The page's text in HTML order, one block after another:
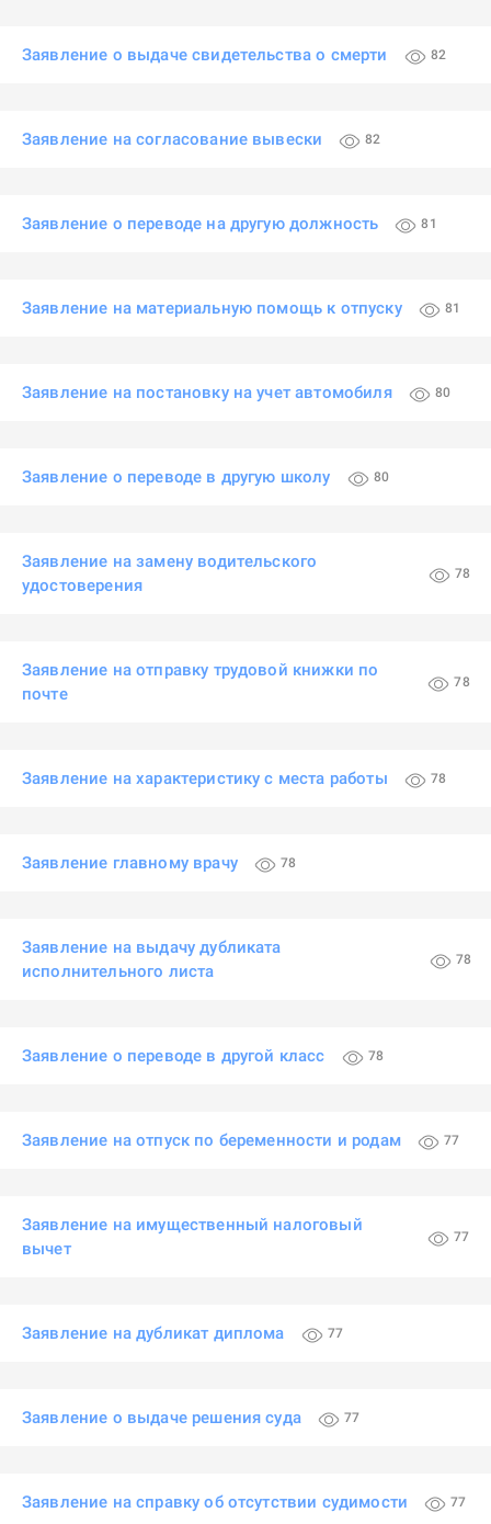
Заявление о выдаче свидетельства о смерти 82
Заявление на согласование вывески 82
Заявление о переводе на другую должность 81
Заявление на материальную помощь к отпуску 81
Заявление на постановку на учет автомобиля 80
Заявление о переводе в другую школу 80
Заявление на замену водительского
удостоверения
78
Заявление на отправку трудовой книжки по
почте
78
Заявление на характеристику с места работы 78
Заявление главному врачу 78
Заявление на выдачу дубликата
исполнительного листа
78
Заявление о переводе в другой класс 78
Заявление на отпуск по беременности и родам 77
Заявление на имущественный налоговый
вычет
77
Заявление на дубликат диплома 77
Заявление о выдаче решения суда 77
Заявление на справку об отсутствии судимости 77